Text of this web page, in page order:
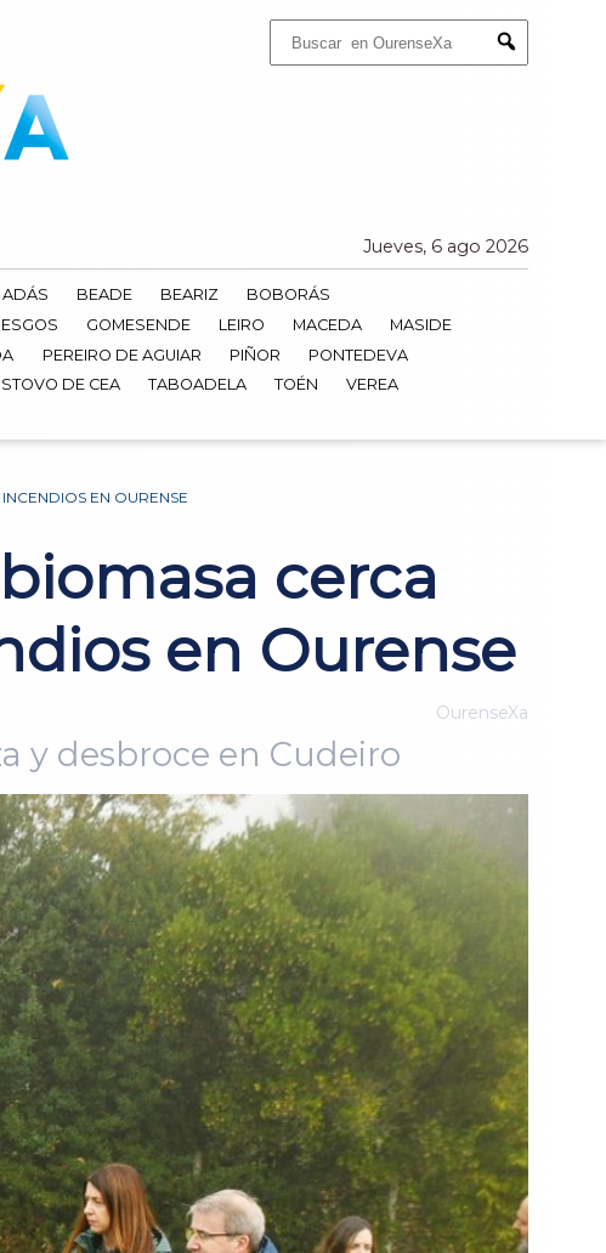
Submit
Jueves, 6 ago 2026
BEADE BEARIZ
BOBORÁS
ESGOS GOMESENDE LEIRO MACEDA
MASIDE
PEREIRO DE AGUIAR PIÑOR
PONTEDEVA
DE CEA TABOADELA TOÉN
VEREA
EN OURENSE
cerca
en Ourense
OurenseXa
y desbroce en Cudeiro